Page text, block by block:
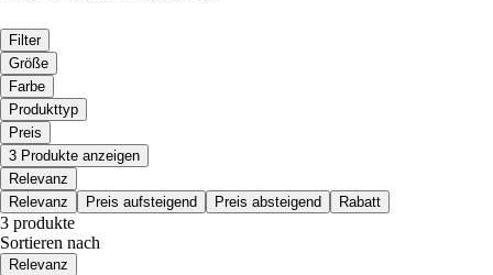
Filter
Größe
Farbe
Produkttyp
Preis
3 Produkte anzeigen
Relevanz
Relevanz
Preis aufsteigend Preis absteigend Rabatt
3 produkte
Sortieren nach
Relevanz